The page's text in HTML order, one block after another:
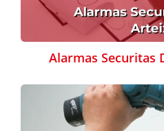
Alarmas Securitas